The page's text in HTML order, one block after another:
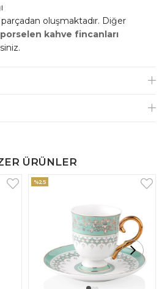
parçadan oluşmaktadır. Diğer
porselen kahve fincanları
ÜRÜNLER
%25